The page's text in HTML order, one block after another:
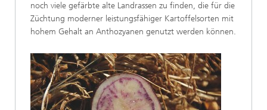
noch viele gefärbte alte Landrassen zu finden, die für die
Züchtung moderner leistungsfähiger Kartoffelsorten mit
hohem Gehalt an Anthozyanen genutzt werden können.